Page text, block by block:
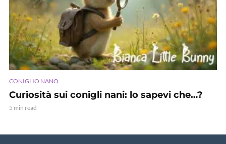
CONIGLIO NANO
Curiosità sui conigli nani: lo sapevi che…?
5 min read